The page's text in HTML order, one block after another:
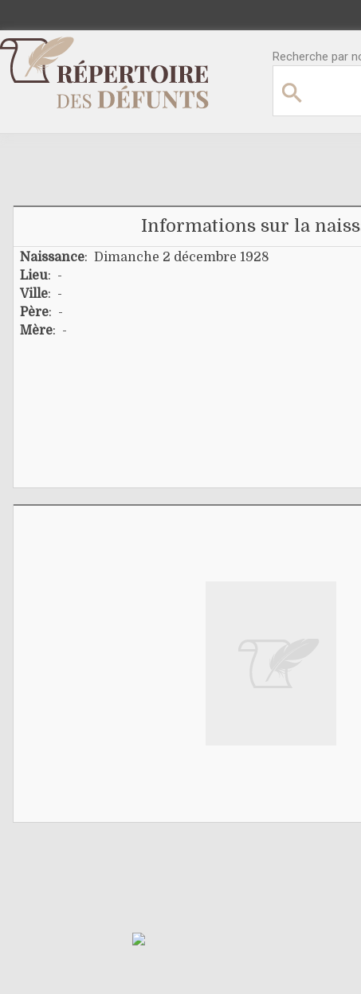
Recherche par
Informations sur la
Naissance: Dimanche 2 décembre 1928
Lieu: -
Ville: -
Père: -
Mère: -